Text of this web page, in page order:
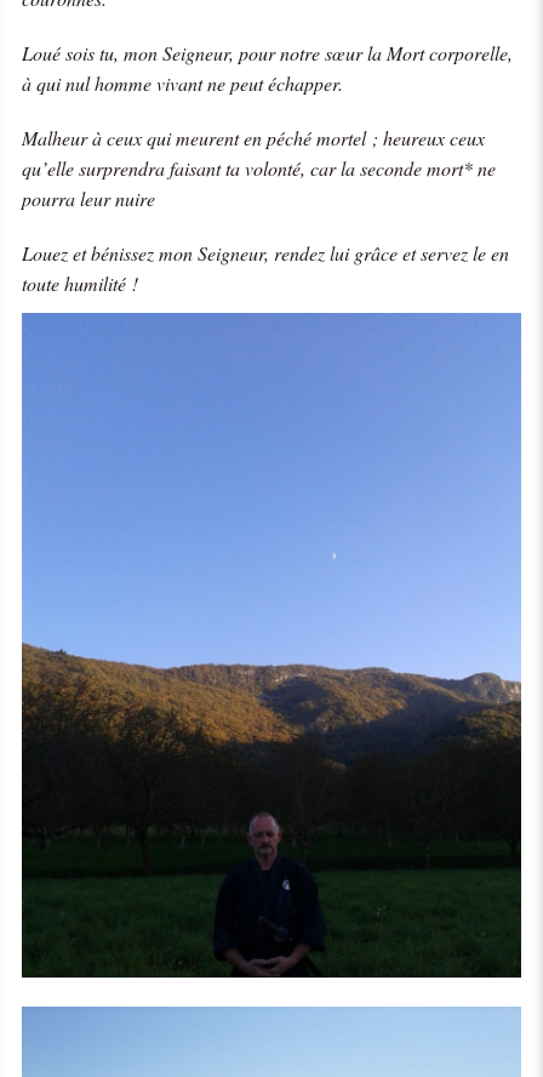
Loué sois tu, mon Seigneur, pour notre sœur la Mort corporelle,
à qui nul homme vivant ne peut échapper.
Malheur à ceux qui meurent en péché mortel ; heureux ceux
qu’elle surprendra faisant ta volonté, car la seconde mort* ne
pourra leur nuire
Louez et bénissez mon Seigneur, rendez lui grâce et servez le en
toute humilité !